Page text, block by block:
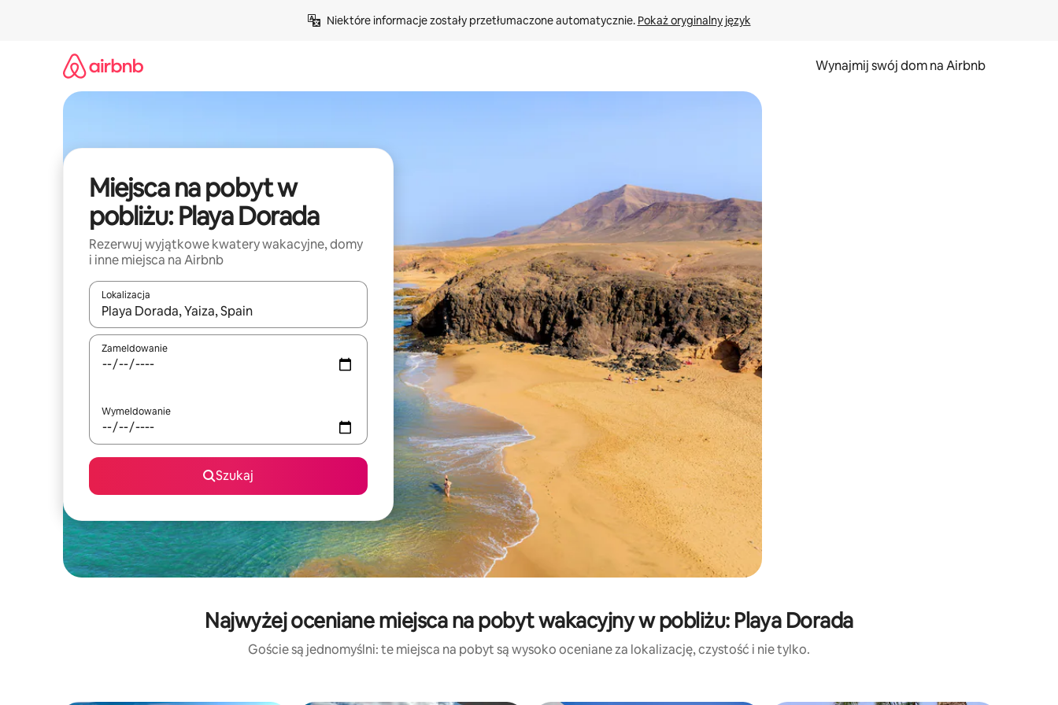
Niektóre informacje zostały przetłumaczone automatycznie. Pokaż oryginalny język
Wynajmij swój dom na Airbnb
Miejsca na pobyt w
pobliżu: Playa Dorada
Rezerwuj wyjątkowe kwatery wakacyjne, domy
i inne miejsca na Airbnb
Lokalizacja
Gdy wyniki będą dostępne, możesz poruszać się po nich za pomocą klawiszy strzałek w górę i w dół lub przeglądać je za pomocą gestów dotykowych lub przesuwania.
Zameldowanie
Wymeldowanie
Szukaj
Najwyżej oceniane miejsca na pobyt wakacyjny w pobliżu: Playa Dorada
Goście są jednomyślni: te miejsca na pobyt są wysoko oceniane za lokalizację, czystość i nie tylko.